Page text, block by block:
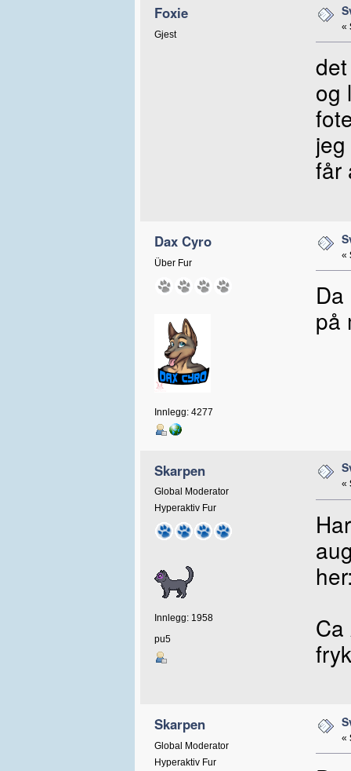
Foxie
Gjest
«
og
Dax Cyro
Über Fur
Innlegg: 4277
«
på
Skarpen
Global Moderator
Hyperaktiv Fur
Innlegg: 1958
pu5
«
Skarpen
Global Moderator
Hyperaktiv Fur
«